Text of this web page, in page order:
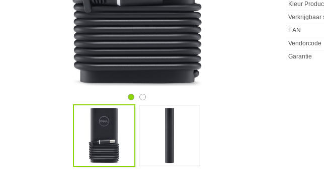
Kleur
Verkrijgbaar
EAN
Vendorcode
Garantie